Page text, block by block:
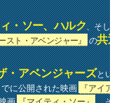
・ソー、ハルク、そし
ト・アベンジャー』 の共
・アベンジャーズとい
に公開された映画
『アイ